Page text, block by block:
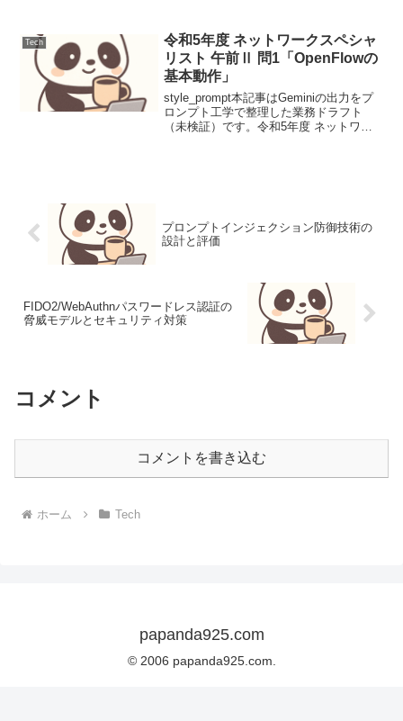
問い合わせ対応を自...
Tech
令和5年度 ネットワークスペシャ
リスト 午前Ⅱ 問1「OpenFlowの
基本動作」
style_prompt本記事はGeminiの出力をプ
ロンプト工学で整理した業務ドラフト
（未検証）です。令和5年度 ネットワー
プロンプトインジェクション防御技術の
設計と評価
FIDO2/WebAuthnパスワードレス認証の
脅威モデルとセキュリティ対策
コメント
コメントを書き込む
ホーム Tech
papanda925.com
© 2006 papanda925.com.